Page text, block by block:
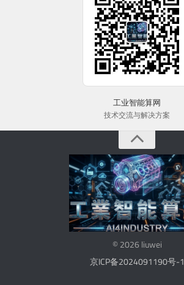
工业智能算网
技术交流与解决方案
© 2026 liuwei
京ICP备2024091190号-1